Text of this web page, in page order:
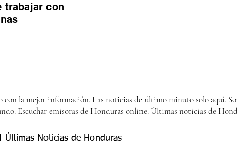
trabajar con
la mejor información. Las noticias de último minuto solo aquí.
Escuchar emisoras de Honduras online. Últimas noticias de
Noticias de Honduras